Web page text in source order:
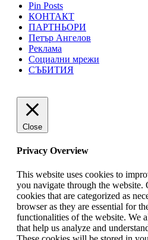
Pin Posts
КОНТАКТ
ПАРТНЬОРИ
Петър Ангелов
Реклама
Социални мрежи
СЪБИТИЯ
Close
Privacy Overview
This website uses cookies to
you navigate through the website.
cookies that are categorized as
browser as they are essential for
functionalities of the website. We
that help us analyze and